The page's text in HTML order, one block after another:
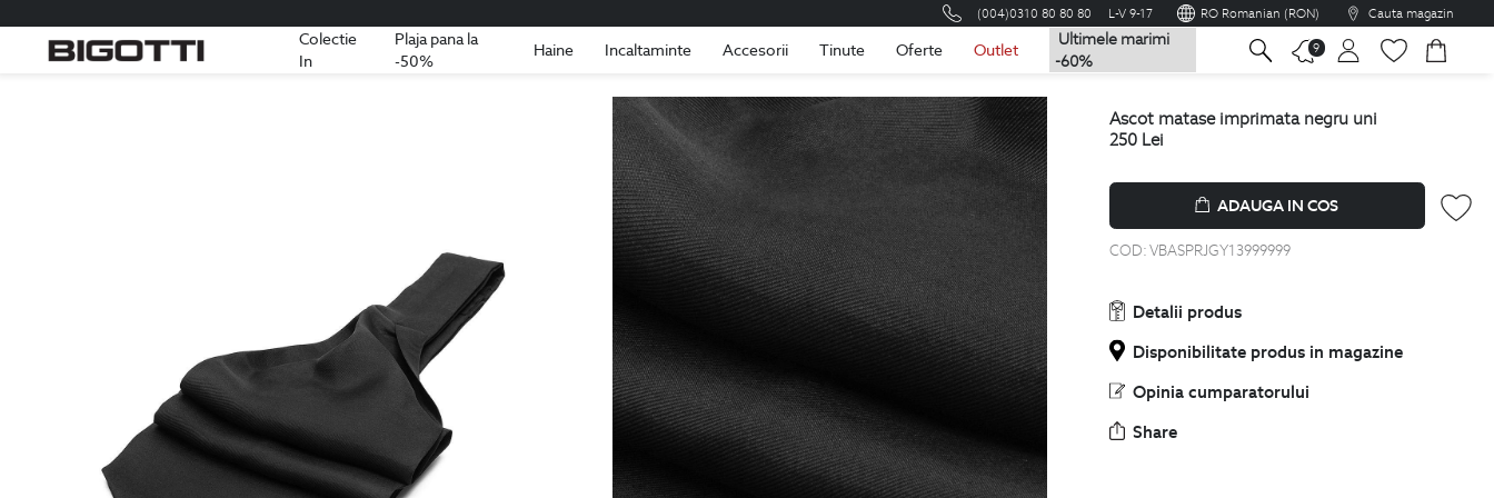
(004)0310 80 80 80 L-V 9-17 RO Romanian (RON) Cauta magazin
Colectie
In
Plaja pana la
-50%
Haine Incaltaminte Accesorii Tinute Oferte Outlet
Ultimele marimi
-60%
9
Romania Romana
ascot matase imprimata negru uni
250 Lei
ADAUGA IN COS
COD:VBASPRJGY13999999
Detalii produs
Disponibilitate produs in magazine
Opinia cumparatorului
Share